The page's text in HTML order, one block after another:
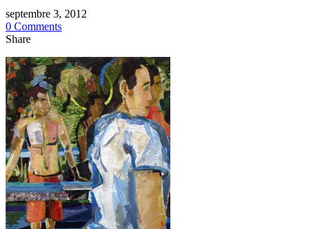
septembre 3, 2012
0 Comments
Share